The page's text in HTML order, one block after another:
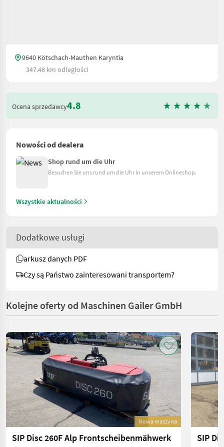
9640 Kötschach-Mauthen Karyntia
347.48 km odległości
Ocena sprzedawcy4.8
Nowości od dealera
Shop rund um die Uhr
Besuchen Sie uns rund um die Uhr in unserem Onlineshop.
Wszystkie aktualności
Dodatkowe usługi
arkusz danych PDF
Czy są Państwo zainteresowani transportem?
Kolejne oferty od Maschinen Gailer GmbH
Nowa maszyna
SIP Disc 260F Alp Frontscheibenmähwerk
SIP